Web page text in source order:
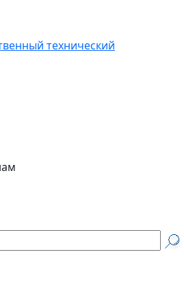
технический